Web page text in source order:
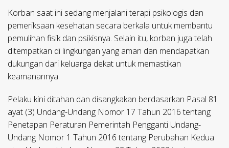
Korban saat ini sedang menjalani terapi psikologis dan
pemeriksaan kesehatan secara berkala untuk membantu
pemulihan fisik dan psikisnya. Selain itu, korban juga telah
ditempatkan di lingkungan yang aman dan mendapatkan
dukungan dari keluarga dekat untuk memastikan
keamanannya.
Pelaku kini ditahan dan disangkakan berdasarkan Pasal 81
ayat (3) Undang-Undang Nomor 17 Tahun 2016 tentang
Penetapan Peraturan Pemerintah Pengganti Undang-
Undang Nomor 1 Tahun 2016 tentang Perubahan Kedua